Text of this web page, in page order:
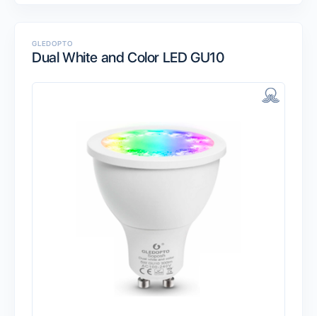
GLEDOPTO
Dual White and Color LED GU10